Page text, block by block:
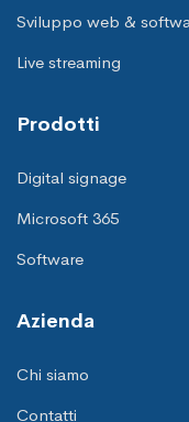
Sviluppo web &
Live streaming
Prodotti
Digital signage
Microsoft 365
Software
Azienda
Chi siamo
Contatti